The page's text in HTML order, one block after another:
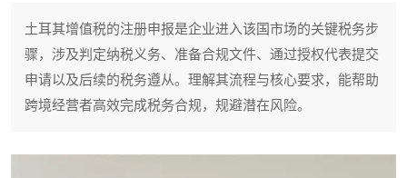
土耳其增值税的注册申报是企业进入该国市场的关键税务步
骤，涉及判定纳税义务、准备合规文件、通过授权代表提交
申请以及后续的税务遵从。理解其流程与核心要求，能帮助
跨境经营者高效完成税务合规，规避潜在风险。